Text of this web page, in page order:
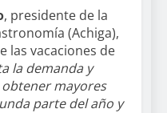
, presidente de la
(Achiga),
las vacaciones de
la demanda y
mayores
parte del año y